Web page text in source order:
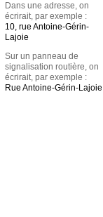
Dans une adresse, on
écrirait, par exemple :
10, rue Antoine-Gérin-
Lajoie
Sur un panneau de
signalisation routière, on
écrirait, par exemple :
Rue Antoine-Gérin-Lajoie